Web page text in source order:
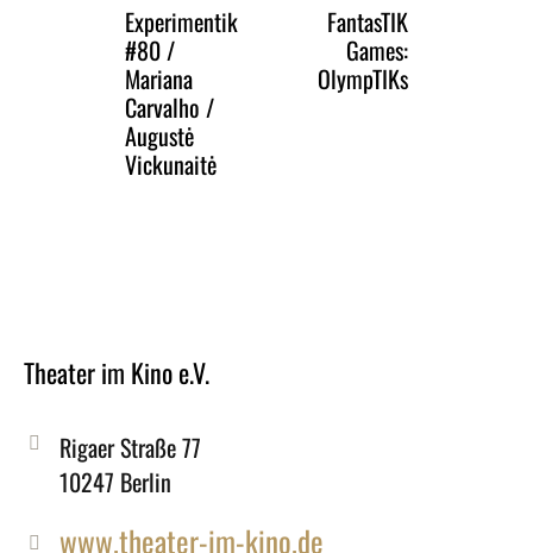
Experimentik
#80 /
Mariana
Carvalho /
Augustė
Vickunaitė
FantasTIK
Games:
OlympTIKs
Theater im Kino e.V.
Rigaer Straße 77
10247 Berlin
www.theater-im-kino.de